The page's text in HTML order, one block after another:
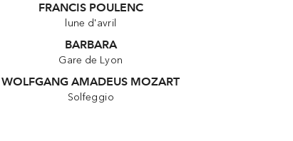
FRANCIS POULENC
lune d'avril
BARBARA
Gare de Lyon
WOLFGANG AMADEUS MOZART
Solfeggio